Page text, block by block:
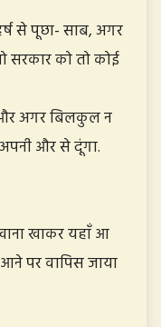
से पूछा- साब, अगर
सरकार को तो कोई
और अगर बिलकुल न
और से दूंगा.
खाकर यहाँ आ
पर वापिस जाया